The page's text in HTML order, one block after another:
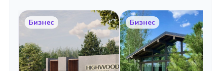
Бизнес Бизнес